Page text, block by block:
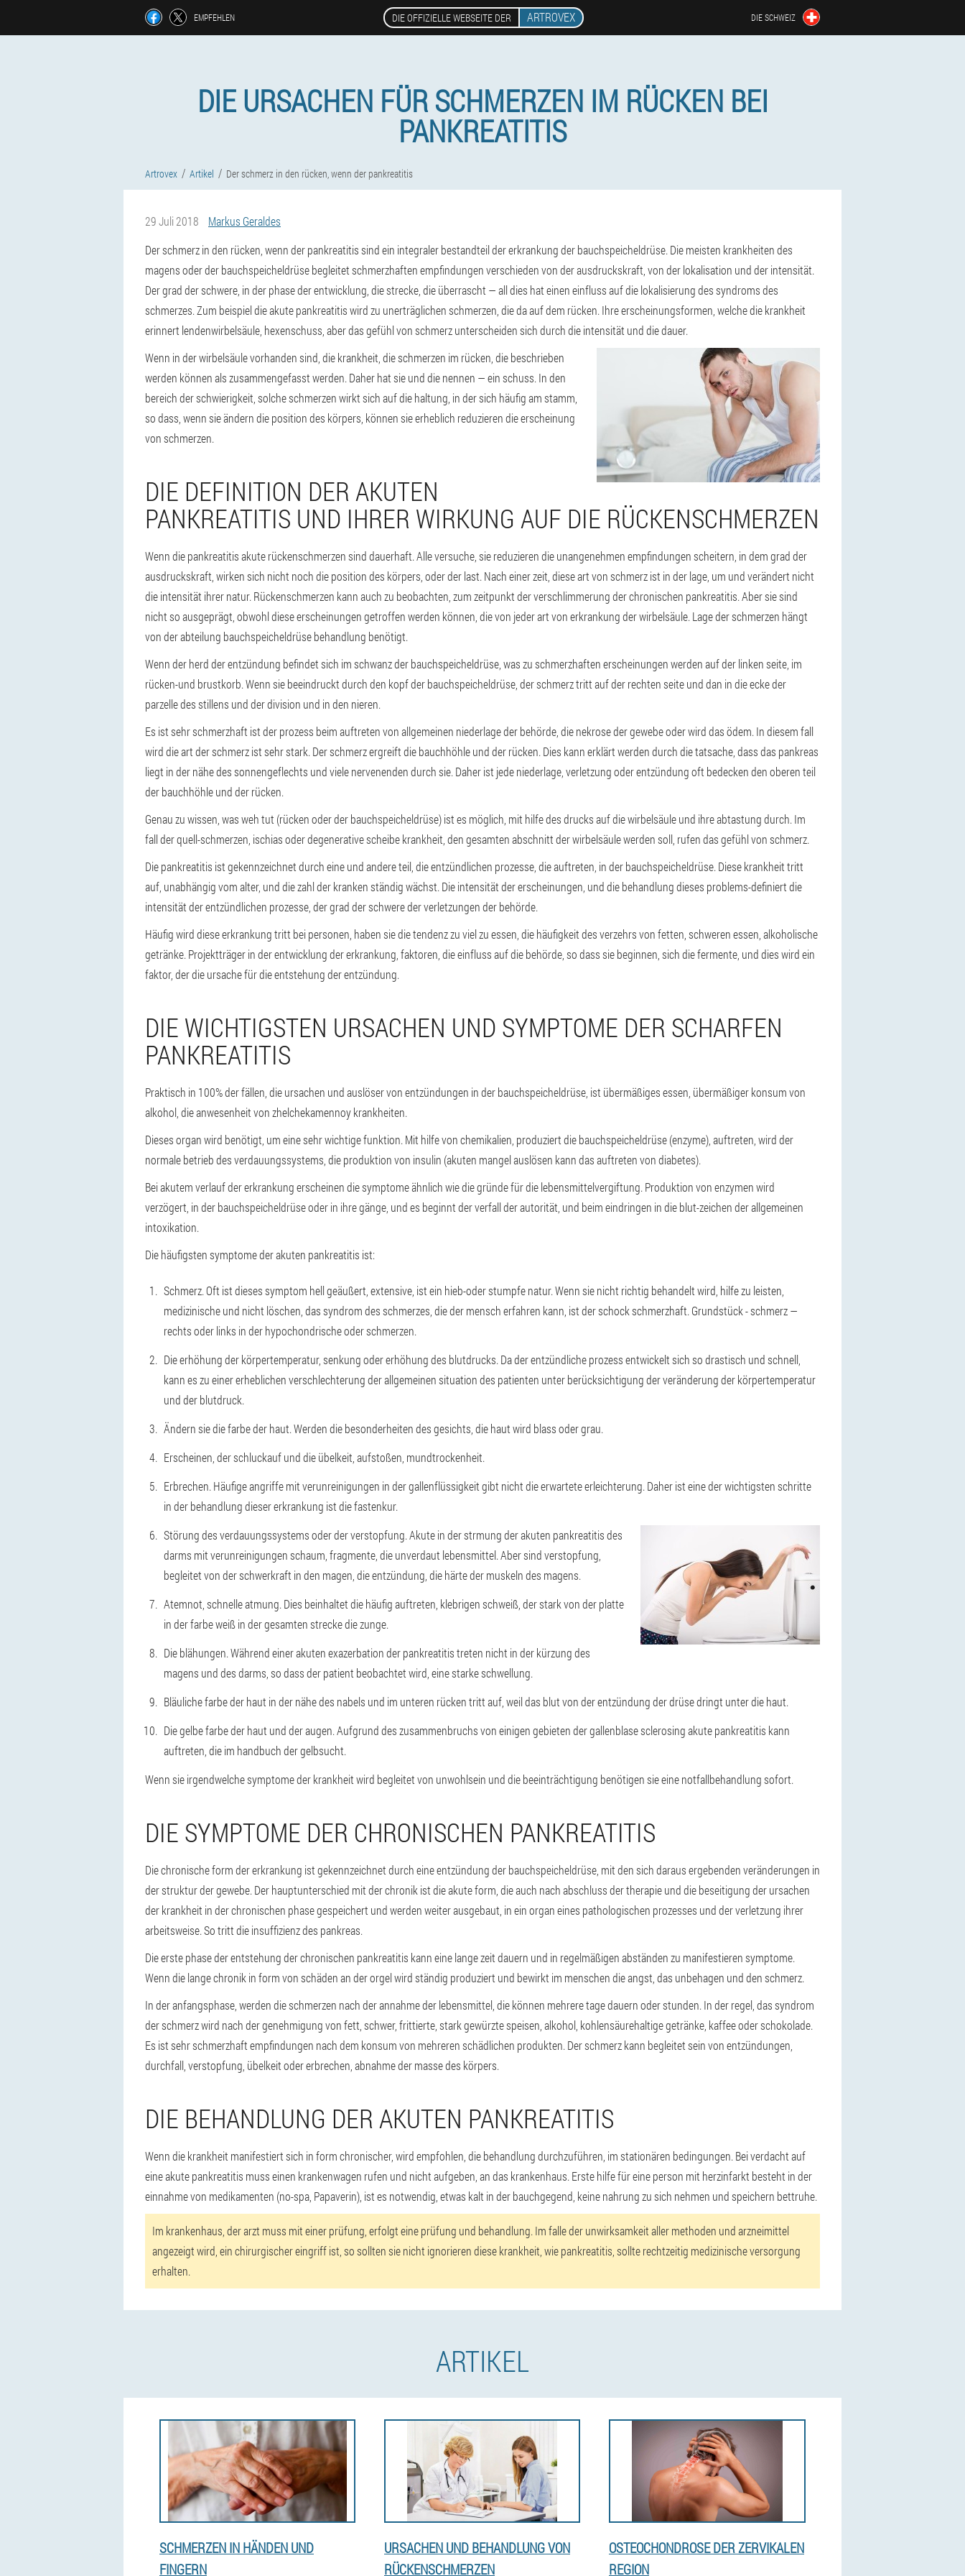
EMPFEHLEN DIE OFFIZIELLE WEBSEITE DER ARTROVEX DIE SCHWEIZ
DIE URSACHEN FÜR SCHMERZEN IM RÜCKEN BEI
PANKREATITIS
Artrovex Artikel Der schmerz in den rücken, wenn der pankreatitis
29 Juli 2018
Markus Geraldes
Der schmerz in den rücken, wenn der pankreatitis sind ein integraler bestandteil der erkrankung der bauchspeicheldrüse. Die meisten krankheiten des
magens oder der bauchspeicheldrüse begleitet schmerzhaften empfindungen verschieden von der ausdruckskraft, von der lokalisation und der intensität.
Der grad der schwere, in der phase der entwicklung, die strecke, die überrascht — all dies hat einen einfluss auf die lokalisierung des syndroms des
schmerzes. Zum beispiel die akute pankreatitis wird zu unerträglichen schmerzen, die da auf dem rücken. Ihre erscheinungsformen, welche die krankheit
erinnert lendenwirbelsäule, hexenschuss, aber das gefühl von schmerz unterscheiden sich durch die intensität und die dauer.
Wenn in der wirbelsäule vorhanden sind, die krankheit, die schmerzen im rücken, die beschrieben
werden können als zusammengefasst werden. Daher hat sie und die nennen — ein schuss. In den
bereich der schwierigkeit, solche schmerzen wirkt sich auf die haltung, in der sich häufig am stamm,
so dass, wenn sie ändern die position des körpers, können sie erheblich reduzieren die erscheinung
von schmerzen.
DIE DEFINITION DER AKUTEN
PANKREATITIS UND IHRER WIRKUNG AUF DIE RÜCKENSCHMERZEN
Wenn die pankreatitis akute rückenschmerzen sind dauerhaft. Alle versuche, sie reduzieren die unangenehmen empfindungen scheitern, in dem grad der
ausdruckskraft, wirken sich nicht noch die position des körpers, oder der last. Nach einer zeit, diese art von schmerz ist in der lage, um und verändert nicht
die intensität ihrer natur. Rückenschmerzen kann auch zu beobachten, zum zeitpunkt der verschlimmerung der chronischen pankreatitis. Aber sie sind
nicht so ausgeprägt, obwohl diese erscheinungen getroffen werden können, die von jeder art von erkrankung der wirbelsäule. Lage der schmerzen hängt
von der abteilung bauchspeicheldrüse behandlung benötigt.
Wenn der herd der entzündung befindet sich im schwanz der bauchspeicheldrüse, was zu schmerzhaften erscheinungen werden auf der linken seite, im
rücken-und brustkorb. Wenn sie beeindruckt durch den kopf der bauchspeicheldrüse, der schmerz tritt auf der rechten seite und dan in die ecke der
parzelle des stillens und der division und in den nieren.
Es ist sehr schmerzhaft ist der prozess beim auftreten von allgemeinen niederlage der behörde, die nekrose der gewebe oder wird das ödem. In diesem fall
wird die art der schmerz ist sehr stark. Der schmerz ergreift die bauchhöhle und der rücken. Dies kann erklärt werden durch die tatsache, dass das pankreas
liegt in der nähe des sonnengeflechts und viele nervenenden durch sie. Daher ist jede niederlage, verletzung oder entzündung oft bedecken den oberen teil
der bauchhöhle und der rücken.
Genau zu wissen, was weh tut (rücken oder der bauchspeicheldrüse) ist es möglich, mit hilfe des drucks auf die wirbelsäule und ihre abtastung durch. Im
fall der quell-schmerzen, ischias oder degenerative scheibe krankheit, den gesamten abschnitt der wirbelsäule werden soll, rufen das gefühl von schmerz.
Die pankreatitis ist gekennzeichnet durch eine und andere teil, die entzündlichen prozesse, die auftreten, in der bauchspeicheldrüse. Diese krankheit tritt
auf, unabhängig vom alter, und die zahl der kranken ständig wächst. Die intensität der erscheinungen, und die behandlung dieses problems-definiert die
intensität der entzündlichen prozesse, der grad der schwere der verletzungen der behörde.
Häufig wird diese erkrankung tritt bei personen, haben sie die tendenz zu viel zu essen, die häufigkeit des verzehrs von fetten, schweren essen, alkoholische
getränke. Projektträger in der entwicklung der erkrankung, faktoren, die einfluss auf die behörde, so dass sie beginnen, sich die fermente, und dies wird ein
faktor, der die ursache für die entstehung der entzündung.
DIE WICHTIGSTEN URSACHEN UND SYMPTOME DER SCHARFEN
PANKREATITIS
Praktisch in 100% der fällen, die ursachen und auslöser von entzündungen in der bauchspeicheldrüse, ist übermäßiges essen, übermäßiger konsum von
alkohol, die anwesenheit von zhelchekamennoy krankheiten.
Dieses organ wird benötigt, um eine sehr wichtige funktion. Mit hilfe von chemikalien, produziert die bauchspeicheldrüse (enzyme), auftreten, wird der
normale betrieb des verdauungssystems, die produktion von insulin (akuten mangel auslösen kann das auftreten von diabetes).
Bei akutem verlauf der erkrankung erscheinen die symptome ähnlich wie die gründe für die lebensmittelvergiftung. Produktion von enzymen wird
verzögert, in der bauchspeicheldrüse oder in ihre gänge, und es beginnt der verfall der autorität, und beim eindringen in die blut-zeichen der allgemeinen
intoxikation.
Die häufigsten symptome der akuten pankreatitis ist:
Schmerz. Oft ist dieses symptom hell geäußert, extensive, ist ein hieb-oder stumpfe natur. Wenn sie nicht richtig behandelt wird, hilfe zu leisten,
medizinische und nicht löschen, das syndrom des schmerzes, die der mensch erfahren kann, ist der schock schmerzhaft. Grundstück - schmerz —
rechts oder links in der hypochondrische oder schmerzen.
Die erhöhung der körpertemperatur, senkung oder erhöhung des blutdrucks. Da der entzündliche prozess entwickelt sich so drastisch und schnell,
kann es zu einer erheblichen verschlechterung der allgemeinen situation des patienten unter berücksichtigung der veränderung der körpertemperatur
und der blutdruck.
Ändern sie die farbe der haut. Werden die besonderheiten des gesichts, die haut wird blass oder grau.
Erscheinen, der schluckauf und die übelkeit, aufstoßen, mundtrockenheit.
Erbrechen. Häufige angriffe mit verunreinigungen in der gallenflüssigkeit gibt nicht die erwartete erleichterung. Daher ist eine der wichtigsten schritte
in der behandlung dieser erkrankung ist die fastenkur.
Störung des verdauungssystems oder der verstopfung. Akute in der strmung der akuten pankreatitis des
darms mit verunreinigungen schaum, fragmente, die unverdaut lebensmittel. Aber sind verstopfung,
begleitet von der schwerkraft in den magen, die entzündung, die härte der muskeln des magens.
Atemnot, schnelle atmung. Dies beinhaltet die häufig auftreten, klebrigen schweiß, der stark von der platte
in der farbe weiß in der gesamten strecke die zunge.
Die blähungen. Während einer akuten exazerbation der pankreatitis treten nicht in der kürzung des
magens und des darms, so dass der patient beobachtet wird, eine starke schwellung.
Bläuliche farbe der haut in der nähe des nabels und im unteren rücken tritt auf, weil das blut von der entzündung der drüse dringt unter die haut.
Die gelbe farbe der haut und der augen. Aufgrund des zusammenbruchs von einigen gebieten der gallenblase sclerosing akute pankreatitis kann
auftreten, die im handbuch der gelbsucht.
Wenn sie irgendwelche symptome der krankheit wird begleitet von unwohlsein und die beeinträchtigung benötigen sie eine notfallbehandlung sofort.
DIE SYMPTOME DER CHRONISCHEN PANKREATITIS
Die chronische form der erkrankung ist gekennzeichnet durch eine entzündung der bauchspeicheldrüse, mit den sich daraus ergebenden veränderungen in
der struktur der gewebe. Der hauptunterschied mit der chronik ist die akute form, die auch nach abschluss der therapie und die beseitigung der ursachen
der krankheit in der chronischen phase gespeichert und werden weiter ausgebaut, in ein organ eines pathologischen prozesses und der verletzung ihrer
arbeitsweise. So tritt die insuffizienz des pankreas.
Die erste phase der entstehung der chronischen pankreatitis kann eine lange zeit dauern und in regelmäßigen abständen zu manifestieren symptome.
Wenn die lange chronik in form von schäden an der orgel wird ständig produziert und bewirkt im menschen die angst, das unbehagen und den schmerz.
In der anfangsphase, werden die schmerzen nach der annahme der lebensmittel, die können mehrere tage dauern oder stunden. In der regel, das syndrom
der schmerz wird nach der genehmigung von fett, schwer, frittierte, stark gewürzte speisen, alkohol, kohlensäurehaltige getränke, kaffee oder schokolade.
Es ist sehr schmerzhaft empfindungen nach dem konsum von mehreren schädlichen produkten. Der schmerz kann begleitet sein von entzündungen,
durchfall, verstopfung, übelkeit oder erbrechen, abnahme der masse des körpers.
DIE BEHANDLUNG DER AKUTEN PANKREATITIS
Wenn die krankheit manifestiert sich in form chronischer, wird empfohlen, die behandlung durchzuführen, im stationären bedingungen. Bei verdacht auf
eine akute pankreatitis muss einen krankenwagen rufen und nicht aufgeben, an das krankenhaus. Erste hilfe für eine person mit herzinfarkt besteht in der
einnahme von medikamenten (no-spa, Papaverin), ist es notwendig, etwas kalt in der bauchgegend, keine nahrung zu sich nehmen und speichern bettruhe.
Im krankenhaus, der arzt muss mit einer prüfung, erfolgt eine prüfung und behandlung. Im falle der unwirksamkeit aller methoden und arzneimittel
angezeigt wird, ein chirurgischer eingriff ist, so sollten sie nicht ignorieren diese krankheit, wie pankreatitis, sollte rechtzeitig medizinische versorgung
erhalten.
ARTIKEL
SCHMERZEN IN HÄNDEN UND
FINGERN
URSACHEN UND BEHANDLUNG VON
RÜCKENSCHMERZEN
OSTEOCHONDROSE DER ZERVIKALEN
REGION